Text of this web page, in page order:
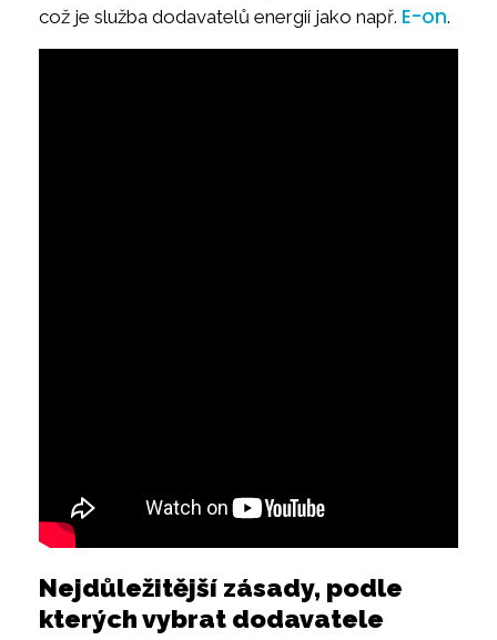
což je služba dodavatelů energií jako např. E-on.
Nejdůležitější zásady, podle
kterých vybrat dodavatele